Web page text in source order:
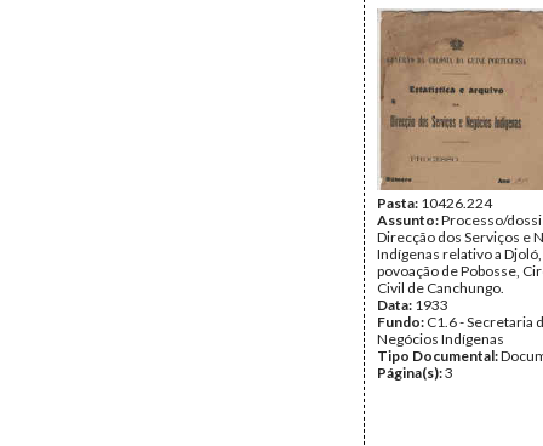
Pasta: 10426.224
Assunto:Processo/
Direcção dos Serviços e
Indígenas relativo a
povoação de Pobosse,
Civil de Canchungo.
Data: 1933
Fundo: C1.6 - Secretaria
Negócios Indígenas
Tipo Documental:
Página(s):3